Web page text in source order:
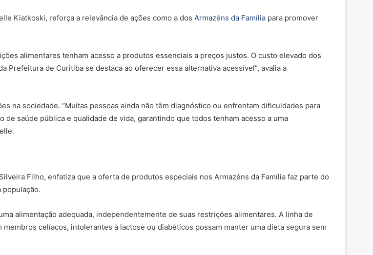
Kiatkoski, reforça a relevância de ações como a dos Armazéns da Família para promover
alimentares tenham acesso a produtos essenciais a preços justos. O custo elevado dos
Prefeitura de Curitiba se destaca ao oferecer essa alternativa acessível”, avalia a
na sociedade. “Muitas pessoas ainda não têm diagnóstico ou enfrentam dificuldades para
saúde pública e qualidade de vida, garantindo que todos tenham acesso a uma
Filho, enfatiza que a oferta de produtos especiais nos Armazéns da Família faz parte do
população.
alimentação adequada, independentemente de suas restrições alimentares. A linha de
celíacos, intolerantes à lactose ou diabéticos possam manter uma dieta segura sem